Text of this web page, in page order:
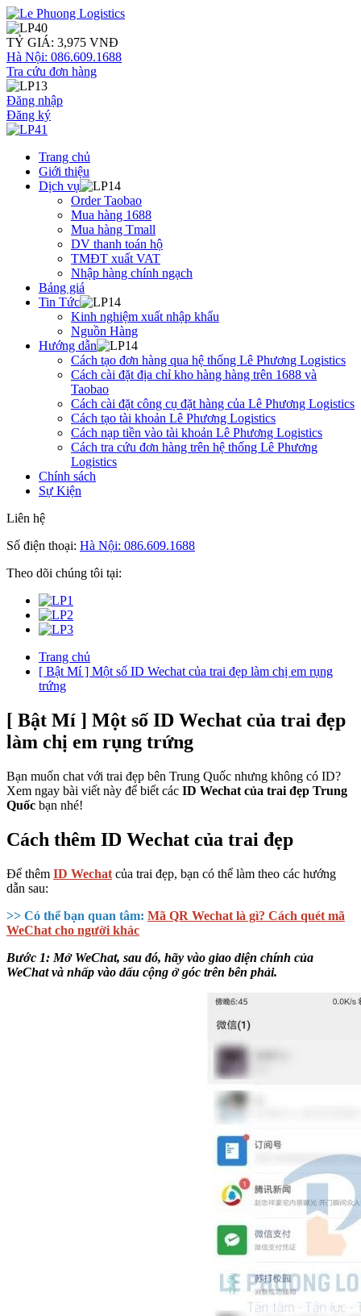
TỶ GIÁ: 3,975 VNĐ
Hà Nội: 086.609.1688
Tra cứu đơn hàng
Đăng nhập
Đăng ký
Trang chủ
Giới thiệu
Dịch vụ
Order Taobao
Mua hàng 1688
Mua hàng Tmall
DV thanh toán hộ
TMĐT xuất VAT
Nhập hàng chính ngạch
Bảng giá
Tin Tức
Kinh nghiệm xuất nhập khẩu
Nguồn Hàng
Hướng dẫn
Cách tạo đơn hàng qua hệ thống Lê Phương Logistics
Cách cài đặt địa chỉ kho hàng hàng trên 1688 và
Taobao
Cách cài đặt công cụ đặt hàng của Lê Phương Logistics
Cách tạo tài khoản Lê Phương Logistics
Cách nạp tiền vào tài khoản Lê Phương Logistics
Cách tra cứu đơn hàng trên hệ thống Lê Phương
Logistics
Chính sách
Sự Kiện
Liên hệ
Số điện thoại: Hà Nội: 086.609.1688
Theo dõi chúng tôi tại:
Trang chủ
[ Bật Mí ] Một số ID Wechat của trai đẹp làm chị em rụng
trứng
[ Bật Mí ] Một số ID Wechat của trai đẹp
làm chị em rụng trứng
Bạn muốn chat với trai đẹp bên Trung Quốc nhưng không có ID?
Xem ngay bài viết này để biết các ID Wechat của trai đẹp Trung
Quốc bạn nhé!
Cách thêm ID Wechat của trai đẹp
Để thêm ID Wechat của trai đẹp, bạn có thể làm theo các hướng
dẫn sau:
>> Có thể bạn quan tâm: Mã QR Wechat là gì? Cách quét mã
WeChat cho người khác
Bước 1: Mở WeChat, sau đó, hãy vào giao diện chính của
WeChat và nhấp vào dấu cộng ở góc trên bên phải.